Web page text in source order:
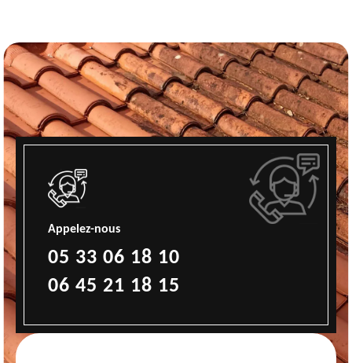
Appelez-nous
05 33 06 18 10
06 45 21 18 15